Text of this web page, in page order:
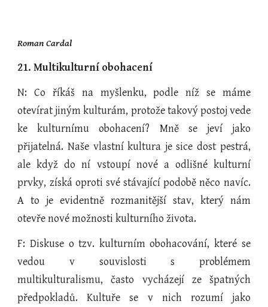
Roman Cardal
21. Multikulturní obohacení
N: Co říkáš na myšlenku, podle níž se máme
otevírat jiným kulturám, protože takový postoj vede
ke kulturnímu obohacení? Mně se jeví jako
přijatelná. Naše vlastní kultura je sice dost pestrá,
ale když do ní vstoupí nové a odlišné kulturní
prvky, získá oproti své stávající podobě něco navíc.
A to je evidentně rozmanitější stav, který nám
otevře nové možnosti kulturního života.
F: Diskuse o tzv. kulturním obohacování, které se
vedou v souvislosti s problémem
multikulturalismu, často vycházejí ze špatných
předpokladů. Kultuře se v nich rozumí jako